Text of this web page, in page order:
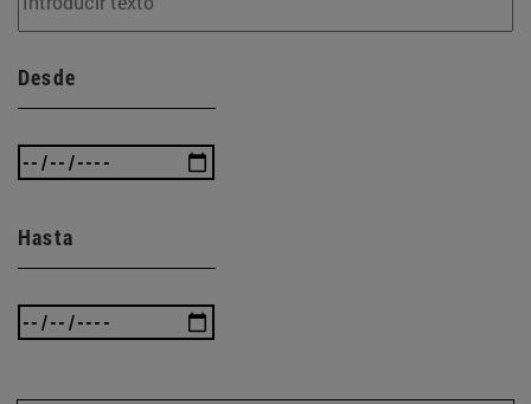
Desde
Hasta